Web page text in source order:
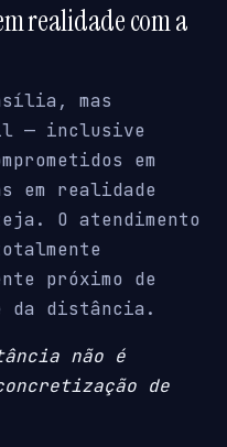
realidade com a
mas
— inclusive
em
em realidade
O atendimento
próximo de
da distância.
não é
de